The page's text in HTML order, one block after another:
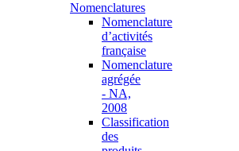
Nomenclatures
Nomenclature
d’activités
française
Nomenclature
agrégée
- NA,
2008
Classification
des